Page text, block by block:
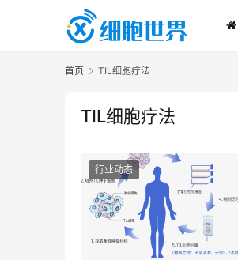
首页 TIL细胞疗法
TIL细胞疗法
行业动态